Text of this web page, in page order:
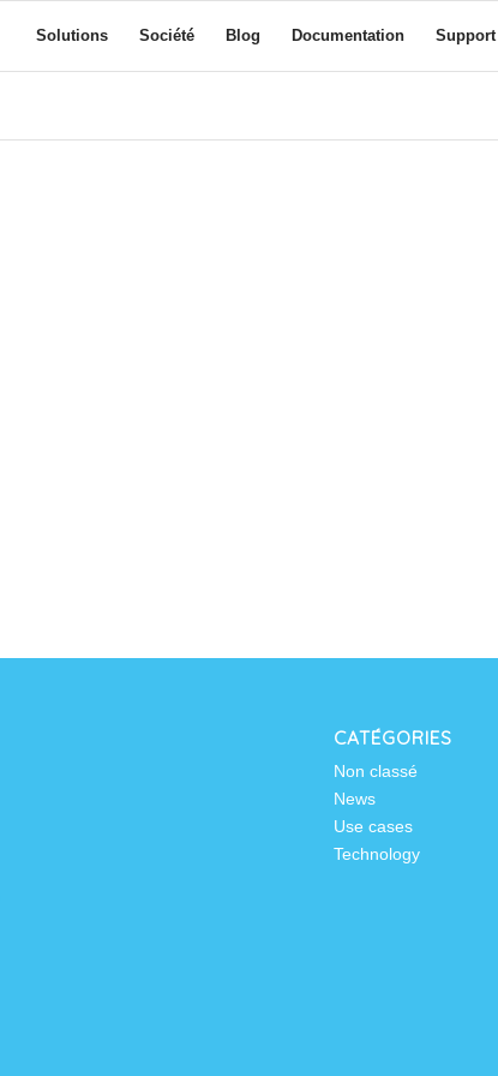
Solutions Société Blog Documentation Support
CATÉGORIES
Non classé
News
Use cases
Technology